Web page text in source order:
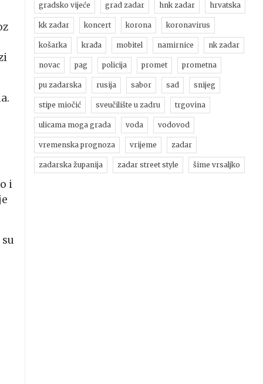
i
gradsko vijeće grad zadar hnk zadar hrvatska
kk zadar koncert korona koronavirus
košarka krađa mobitel namirnice nk zadar
novac pag policija promet prometna
pu zadarska rusija sabor sad snijeg
stipe miočić sveučilište u zadru trgovina
ulicama moga grada voda vodovod
vremenska prognoza vrijeme zadar
zadarska županija zadar street style šime vrsaljko